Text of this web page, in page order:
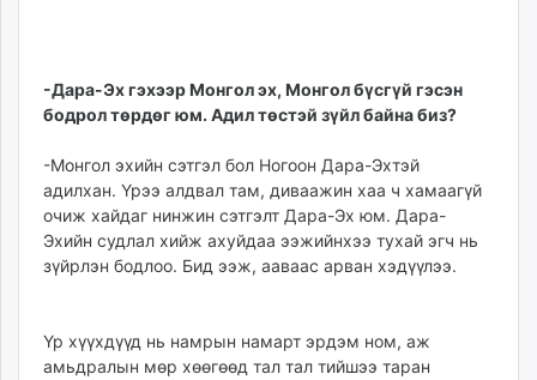
-Дара-Эх гэхээр Монгол эх, Монгол бүсгүй гэсэн
бодрол төрдөг юм. Адил төстэй зүйл байна биз?
-Монгол эхийн сэтгэл бол Ногоон Дара-Эхтэй
адилхан. Үрээ алдвал там, диваажин хаа ч хамаагүй
очиж хайдаг нинжин сэтгэлт Дара-Эх юм. Дара-
Эхийн судлал хийж ахуйдаа ээжийнхээ тухай эгч нь
зүйрлэн бодлоо. Бид ээж, ааваас арван хэдүүлээ.
Үр хүүхдүүд нь намрын намарт эрдэм ном, аж
амьдралын мөр хөөгөөд тал тал тийшээ таран